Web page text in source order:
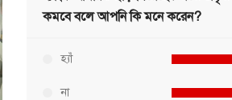
কমবে বলে আপনি কি মনে করেন?
হ্যাঁ
না